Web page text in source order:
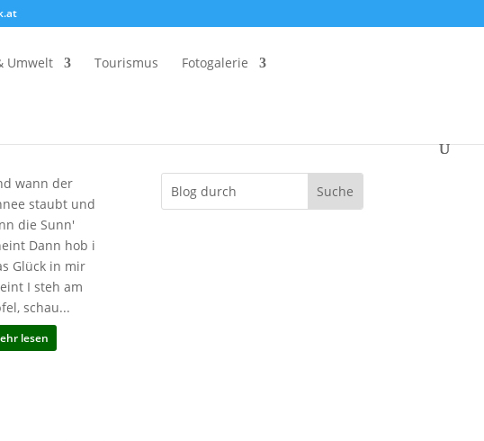
Umwelt Tourismus Fotogalerie
wann der
staubt und
die Sunn'
Dann hob i
Glück in mir
I steh am
schau...
lesen